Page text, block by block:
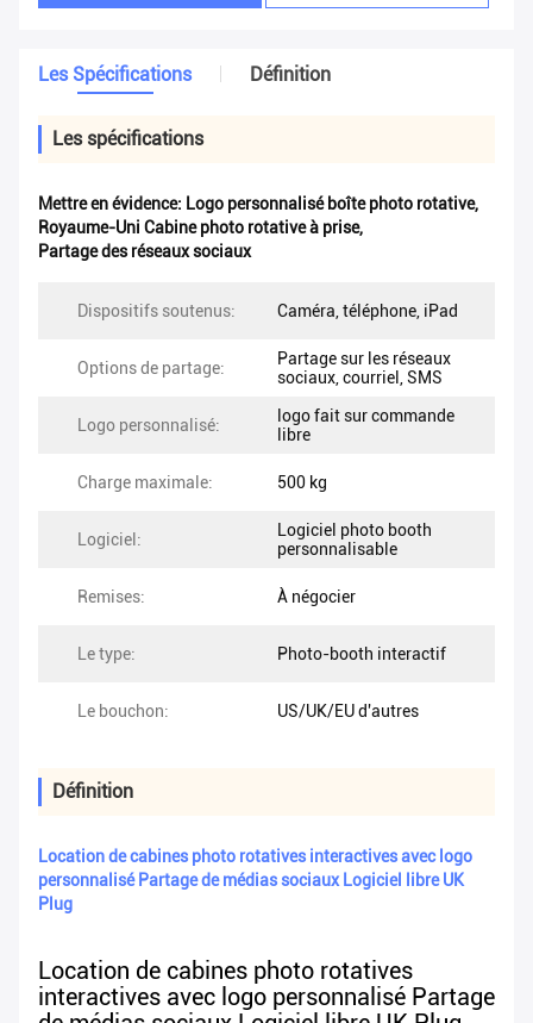
Les Spécifications Définition
Les spécifications
Mettre en évidence: Logo personnalisé boîte photo rotative,
Royaume-Uni Cabine photo rotative à prise,
Partage des réseaux sociaux
Dispositifs soutenus: Caméra, téléphone, iPad
Options de partage:
Partage sur les réseaux
sociaux, courriel, SMS
Logo personnalisé:
logo fait sur commande
libre
Charge maximale: 500 kg
Logiciel:
Logiciel photo booth
personnalisable
Remises: À négocier
Le type: Photo-booth interactif
Le bouchon: US/UK/EU d'autres
Définition
Location de cabines photo rotatives interactives avec logo
personnalisé Partage de médias sociaux Logiciel libre UK
Plug
Location de cabines photo rotatives
interactives avec logo personnalisé Partage